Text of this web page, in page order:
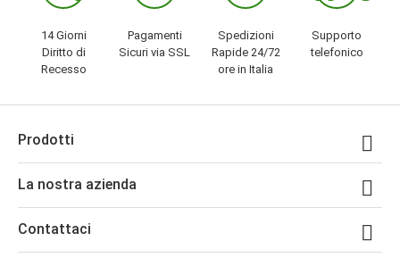
14 Giorni
Diritto di
Recesso
Pagamenti
Sicuri via SSL
Spedizioni
Rapide 24/72
ore in Italia
Supporto
telefonico
Prodotti 
La nostra azienda 
Contattaci 